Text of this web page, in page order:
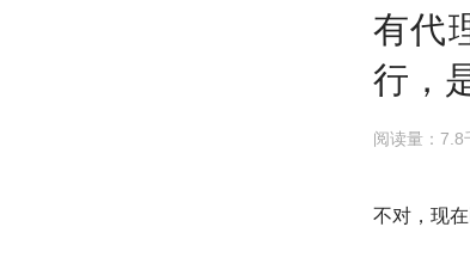
有代
行，
阅读量：7.8
不对，现